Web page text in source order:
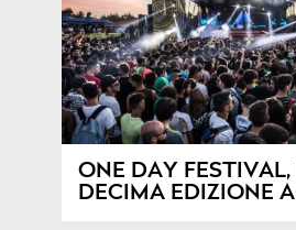
ONE DAY FESTIVAL,
DECIMA EDIZIONE